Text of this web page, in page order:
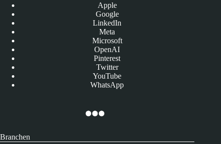
Apple
Google
LinkedIn
Meta
Microsoft
OpenAI
Pinterest
Twitter
YouTube
WhatsApp
Branchen